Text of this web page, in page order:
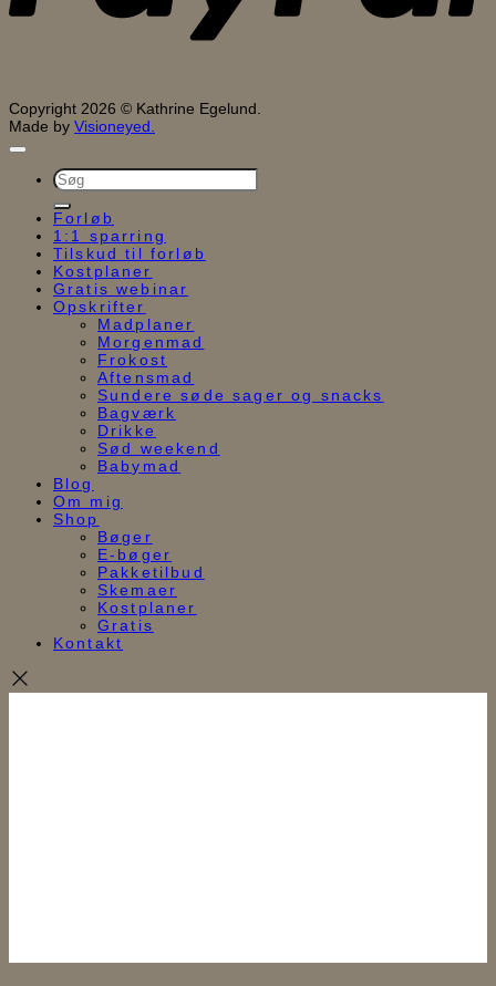
Copyright 2026 © Kathrine Egelund.
Made by Visioneyed.
Søg
efter:
Forløb
1:1 sparring
Tilskud til forløb
Kostplaner
Gratis webinar
Opskrifter
Madplaner
Morgenmad
Frokost
Aftensmad
Sundere søde sager og snacks
Bagværk
Drikke
Sød weekend
Babymad
Blog
Om mig
Shop
Bøger
E-bøger
Pakketilbud
Skemaer
Kostplaner
Gratis
Kontakt